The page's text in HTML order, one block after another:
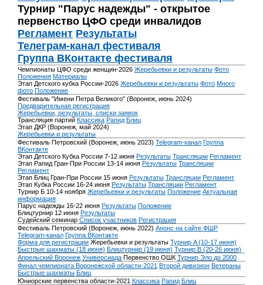
Турнир "Парус надежды" - открытое
первенство ЦФО среди инвалидов
Регламент Результаты
Телеграм-канал фестиваля
Группа ВКонтакте фестиваля
Чемпионаты ЦФО среди женщин-2026 Жеребьевки и результаты Фото
Положения Материалы
Этап Детского кубка России-2026 Жеребьевки и результаты Фото Много
фото Положение
Фестиваль "Имени Петра Великого" (Воронеж, июнь 2024)
Предварительная регистрация
Жеребьевки, результаты, списки заявок
Трансляция партий Классика Рапид Блиц
Этап ДКР (Воронеж, май 2024)
Жеребьевки и результаты
Фестиваль Петровский (Воронеж, июнь 2023) Telegram-канал Группа
ВКонтакте
Этап Детского Кубка России 7-12 июня Результаты Трансляции Регламент
Этап Рапид Гран-При России 13-14 июня Результаты Трансляции
Регламент
Этап Блиц Гран-При России 15 июня Результаты Трансляции Регламент
Этап Кубка России 16-24 июня Результаты Трансляции Регламент
Турнир Б 10-14 ноября Жеребьевки и результаты Положение Актуальная
информация
Парус надежды 16-22 июня Результаты Положение
Блицтурнир 12 июня Результаты
Судейский семинар Список участников Регистрация
Фестиваль Петровский (Воронеж, июнь 2022) Анонс на сайте ФШР
Telegram-канал Группа ВКонтакте
Форма для регистрации Жеребьевки и результаты Турнир A (10-17 июня)
Быстрые шахматы (18 июня) Блицтурнир (19 июня) Турнир B (20-26 июня)
Апрельский Воронеж Универсиада Первенство ОШК Турнир Эло до 2000
Финал чемпионата Воронежской области-2021 Второй дивизион Ветераны
Быстрые шахматы Блиц
Юниорские первенства области-2021 Классика Рапид Блиц